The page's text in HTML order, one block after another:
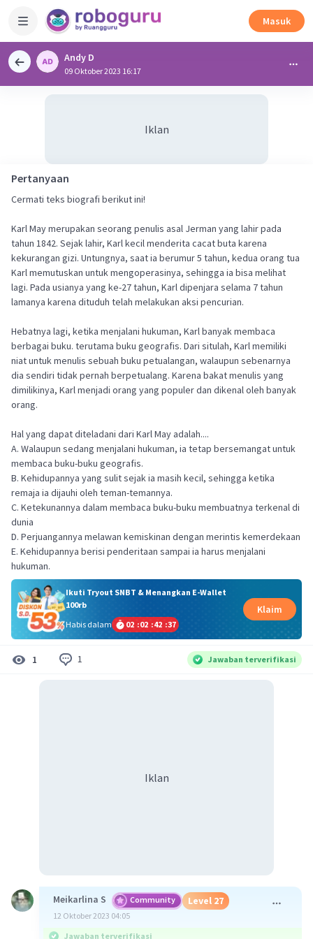
Masuk
Andy D
09 Oktober 2023 16:17
Iklan
Pertanyaan
Cermati teks biografi berikut ini!
Karl May merupakan seorang penulis asal Jerman yang lahir pada
tahun 1842. Sejak lahir, Karl kecil menderita cacat buta karena
kekurangan gizi. Untungnya, saat ia berumur 5 tahun, kedua orang tua
Karl memutuskan untuk mengoperasinya, sehingga ia bisa melihat
lagi. Pada usianya yang ke-27 tahun, Karl dipenjara selama 7 tahun
lamanya karena dituduh telah melakukan aksi pencurian.
Hebatnya lagi, ketika menjalani hukuman, Karl banyak membaca
berbagai buku. terutama buku geografis. Dari situlah, Karl memiliki
niat untuk menulis sebuah buku petualangan, walaupun sebenarnya
dia sendiri tidak pernah berpetualang. Karena bakat menulis yang
dimilikinya, Karl menjadi orang yang populer dan dikenal oleh banyak
orang.
Hal yang dapat diteladani dari Karl May adalah....
A. Walaupun sedang menjalani hukuman, ia tetap bersemangat untuk
membaca buku-buku geografis.
B. Kehidupannya yang sulit sejak ia masih kecil, sehingga ketika
remaja ia dijauhi oleh teman-temannya.
C. Ketekunannya dalam membaca buku-buku membuatnya terkenal di
dunia
D. Perjuangannya melawan kemiskinan dengan merintis kemerdekaan
E. Kehidupannya berisi penderitaan sampai ia harus menjalani
hukuman.
Ikuti Tryout SNBT & Menangkan E-Wallet
100rb
Habis dalam
02 :02 :42 :37
Klaim
1 1 Jawaban terverifikasi
Iklan
Meikarlina S Community Level 27
12 Oktober 2023 04:05
Jawaban terverifikasi